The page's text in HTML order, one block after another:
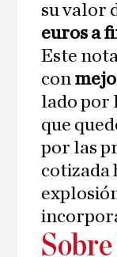
su valor
euros a
Este
con
lado por
que
por las
cotizada